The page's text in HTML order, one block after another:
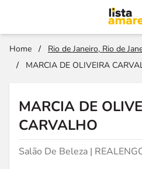
Home / Rio de Janeiro, Rio de
/
MARCIA DE OLIVEIRA
MARCIA DE
CARVALHO
Salão De Beleza |